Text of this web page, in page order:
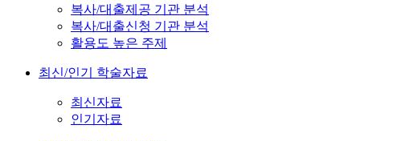
복사/대출제공 기관 분석
복사/대출신청 기관 분석
활용도 높은 주제
최신/인기 학술자료
최신자료
인기자료